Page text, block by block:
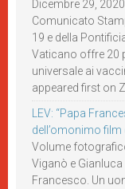
Dicembre 29, 2020
Comunicato
19 e della
Vaticano offre 20
universale ai
appeared first on
LEV: “Papa
dell’omonimo film
Volume
Viganò e Gianluca
Francesco. Un